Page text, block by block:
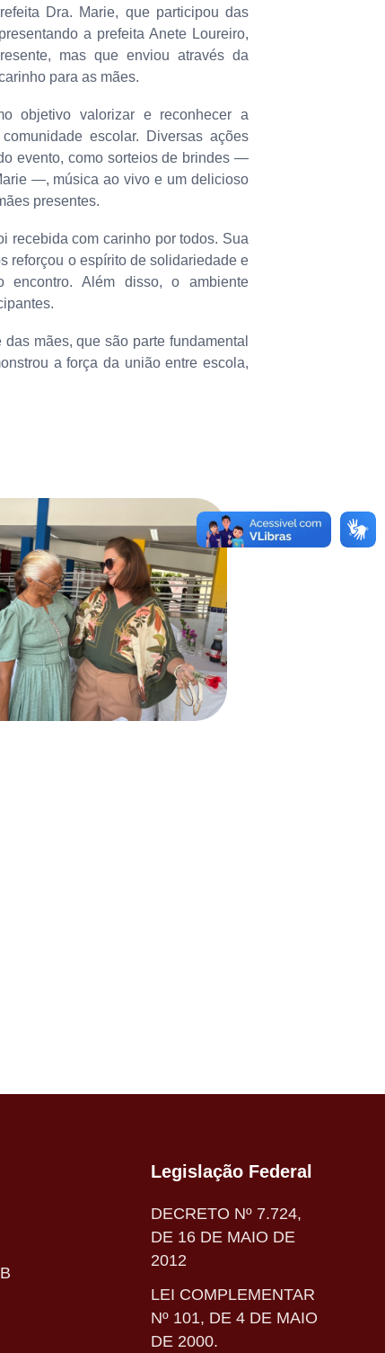
Dra. Marie, que participou das
a prefeita Anete Loureiro,
mas que enviou através da
para as mães.
objetivo valorizar e reconhecer a
escolar. Diversas ações
evento, como sorteios de brindes —
—, música ao vivo e um delicioso
presentes.
recebida com carinho por todos. Sua
reforçou o espírito de solidariedade e
encontro. Além disso, o ambiente
mães, que são parte fundamental
a força da união entre escola,
Legislação Federal
DECRETO Nº 7.724,
DE 16 DE MAIO DE
2012
LEI COMPLEMENTAR
Nº 101, DE 4 DE MAIO
DE 2000.